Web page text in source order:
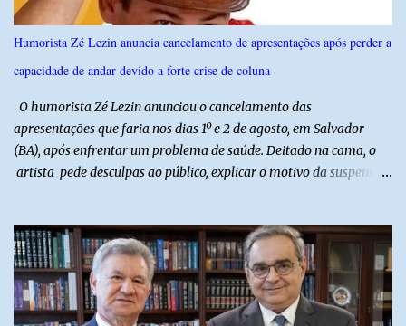
referência na fruticultura irrigada, promovendo conhecimento,
inovação e oportunidades para o desenvolvimento do agronegócio
potiguar. @associacaodiba
Humorista Zé Lezin anuncia cancelamento de apresentações após perder a
capacidade de andar devido a forte crise de coluna
O humorista Zé Lezin anunciou o cancelamento das
apresentações que faria nos dias 1º e 2 de agosto, em Salvador
(BA), após enfrentar um problema de saúde. Deitado na cama, o
artista pede desculpas ao público, explicar o motivo da suspensão
impossível viajar e subir ao palco. O comediante contou que
precisou ser levado a um hospital depois de perder a capacidade
de andar normalmente. “Eu não estou conseguindo nem me
levantar direito da cama. É um processo muito dolorido”, relatou o